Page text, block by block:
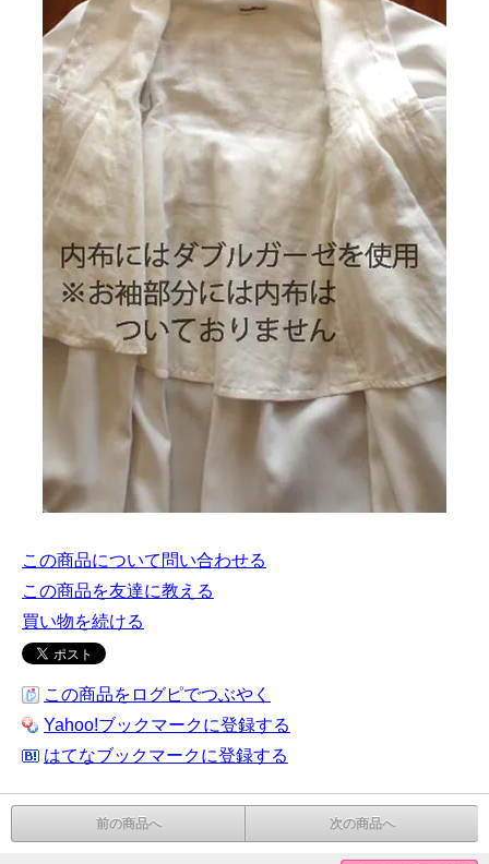
この商品について問い合わせる
この商品を友達に教える
買い物を続ける
この商品をログピでつぶやく
Yahoo!ブックマークに登録する
はてなブックマークに登録する
前の商品へ 次の商品へ